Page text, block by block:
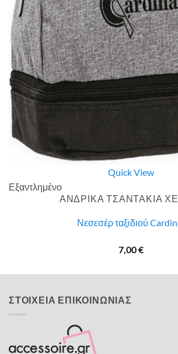
Quick View
Εξαντλημένο
ΑΝΔΡΙΚΑ ΤΣΑΝΤΑΚΙΑ
Νεσεσέρ ταξιδιού
7,00€
ΣΤΟΙΧΕΙΑ ΕΠΙΚΟΙΝΩΝΙΑΣ